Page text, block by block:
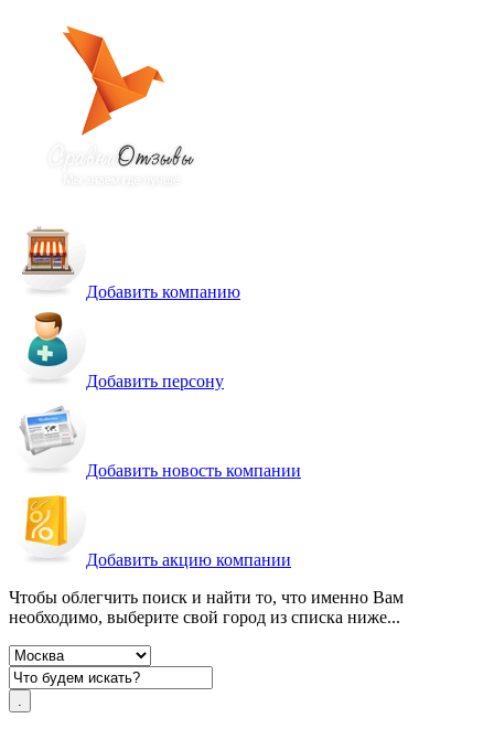
Добавить компанию
Добавить персону
Добавить новость компании
Добавить акцию компании
Чтобы облегчить поиск и найти то, что именно Вам
необходимо, выберите свой город из списка ниже...